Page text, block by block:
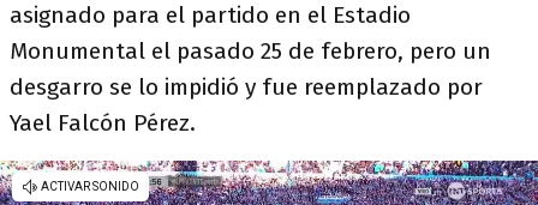
asignado para el partido en el Estadio
Monumental el pasado 25 de febrero, pero un
desgarro se lo impidió y fue reemplazado por
Yael Falcón Pérez.